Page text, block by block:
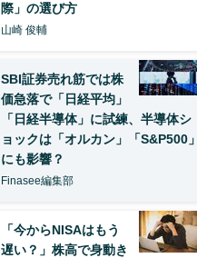
際」の選び方
山崎 俊輔
SBI証券売れ筋では株
価急落で「日経平均」
「日経半導体」に試練、半導体シ
ョックは「オルカン」「S&P500」
にも影響？
Finasee編集部
「今からNISAはもう
遅い？」株高で身動き